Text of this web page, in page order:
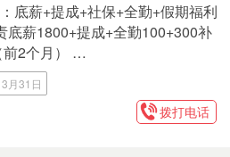
底薪+提成+社保+全勤+假期福利
底薪1800+提成+全勤100+300补
前2个月） …
3月31日
拨打电话